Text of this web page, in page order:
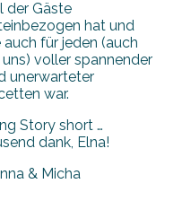
der Gäste
hat und
auch für jeden (auch
voller spannender
unerwarteter
war.
Story short …
dank, Elna!
& Micha